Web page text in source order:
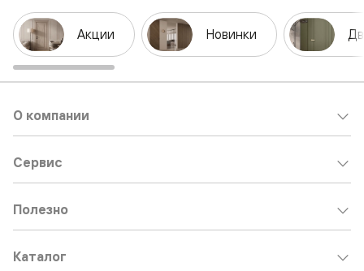
Акции Новинки
О компании
Сервис
Полезно
Каталог